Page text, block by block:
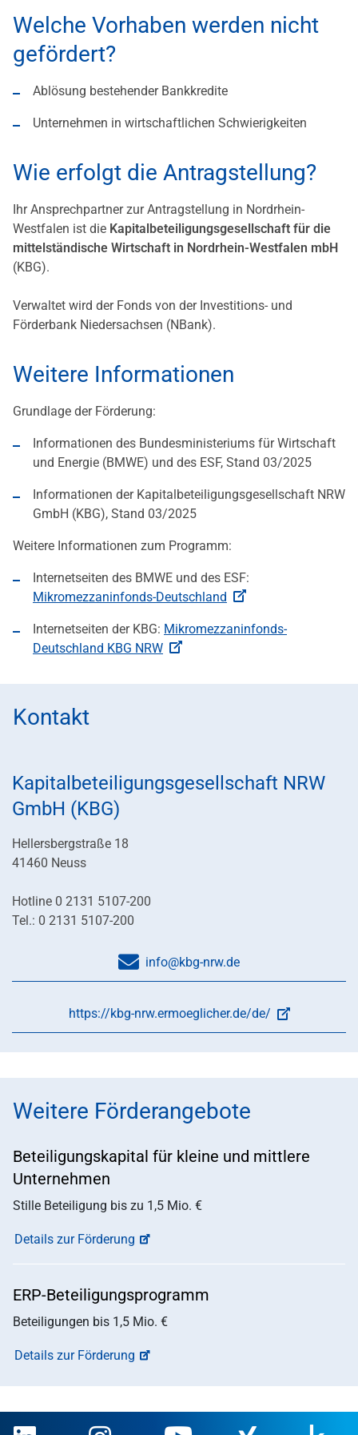
Welche Vorhaben werden nicht
gefördert?
Ablösung bestehender Bankkredite
Unternehmen in wirtschaftlichen Schwierigkeiten
Wie erfolgt die Antragstellung?
Ihr Ansprechpartner zur Antragstellung in Nordrhein-
Westfalen ist die Kapitalbeteiligungsgesellschaft für die
mittelständische Wirtschaft in Nordrhein-Westfalen mbH
(KBG).
Verwaltet wird der Fonds von der Investitions- und
Förderbank Niedersachsen (NBank).
Weitere Informationen
Grundlage der Förderung:
Informationen des Bundesministeriums für Wirtschaft
und Energie (BMWE) und des ESF, Stand 03/2025
Informationen der Kapitalbeteiligungsgesellschaft NRW
GmbH (KBG), Stand 03/2025
Weitere Informationen zum Programm:
Internetseiten des BMWE und des ESF:
Mikromezzaninfonds-Deutschland
Internetseiten der KBG: Mikromezzaninfonds-
Deutschland KBG NRW
Kontakt
Kapitalbeteiligungsgesellschaft NRW
GmbH (KBG)
Hellersbergstraße 18
41460 Neuss
Hotline 0 2131 5107-200
Tel.: 0 2131 5107-200
info@kbg-nrw.de
https://kbg-nrw.ermoeglicher.de/de/
Weitere Förderangebote
Beteiligungskapital für kleine und mittlere
Unternehmen
Stille Beteiligung bis zu 1,5 Mio. €
Details zur Förderung
ERP-Beteiligungsprogramm
Beteiligungen bis 1,5 Mio. €
Details zur Förderung